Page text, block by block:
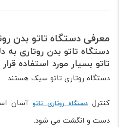
معرفی دستگاه تاتو بدن
دستگاه تاتو بدن روتاری به
تاتو بسیار مورد استفاده
دستگاه روتاری تاتو سبک هستند.
کنترلدستگاه روتاری تاتوآسان
دست و انگشت می شود.